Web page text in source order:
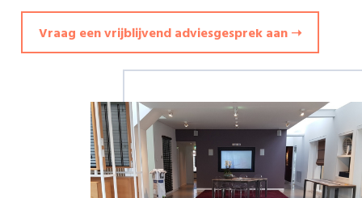
Vraag een vrijblijvend adviesgesprek aan ➝